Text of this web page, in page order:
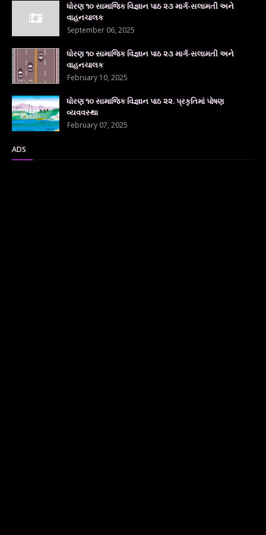
ધોરણ ૧૦ સામાજિક વિજ્ઞાન પાઠ ૨૩ માર્ગ-સલામતી અને
વાહનચાલક
September 06, 2025
ધોરણ ૧૦ સામાજિક વિજ્ઞાન પાઠ ૨૩ માર્ગ-સલામતી અને
વાહનચાલક
February 10, 2025
ધોરણ ૧૦ સામાજિક વિજ્ઞાન પાઠ ૨૨. પ્રકૃતિમાં પોષણ
વ્યવવસ્થા
February 07, 2025
ADS